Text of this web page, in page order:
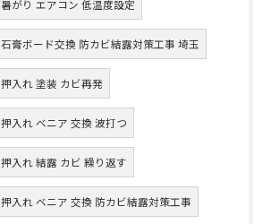
暑がり エアコン 低温度設定
石膏ボード交換 防カビ結露対策工事 埼玉
押入れ 塗装 カビ再発
押入れ ベニア 交換 波打つ
押入れ 結露 カビ 繰り返す
押入れ ベニア 交換 防カビ結露対策工事